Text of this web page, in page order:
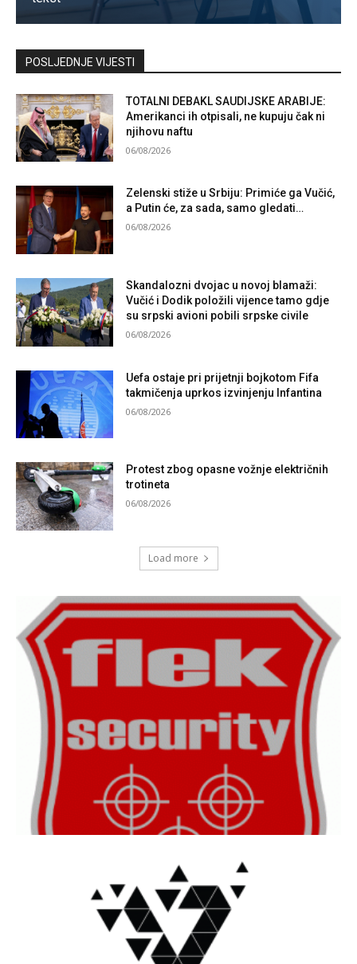
Kontaktirajte nas
POSLJEDNJE VIJESTI
TOTALNI DEBAKL SAUDIJSKE ARABIJE:
Amerikanci ih otpisali, ne kupuju čak ni
njihovu naftu
06/08/2026
Zelenski stiže u Srbiju: Primiće ga Vučić,
a Putin će, za sada, samo gledati…
06/08/2026
Skandalozni dvojac u novoj blamaži:
Vučić i Dodik položili vijence tamo gdje
su srpski avioni pobili srpske civile
06/08/2026
Uefa ostaje pri prijetnji bojkotom Fifa
takmičenja uprkos izvinjenju Infantina
06/08/2026
Protest zbog opasne vožnje električnih
trotineta
06/08/2026
Load more